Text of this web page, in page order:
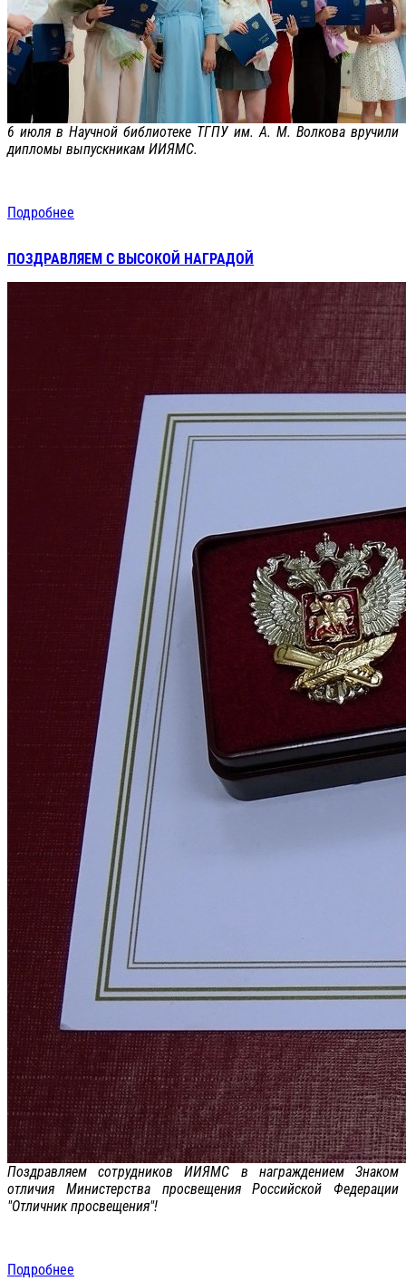
6 июля в Научной библиотеке ТГПУ им. А. М. Волкова вручили
дипломы выпускникам ИИЯМС.
Подробнее
ПОЗДРАВЛЯЕМ С ВЫСОКОЙ НАГРАДОЙ
Поздравляем сотрудников ИИЯМС в награждением Знаком
отличия Министерства просвещения Российской Федерации
"Отличник просвещения"!
Подробнее